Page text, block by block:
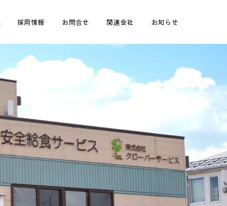
採用情報 お問合せ 関連会社 お知らせ